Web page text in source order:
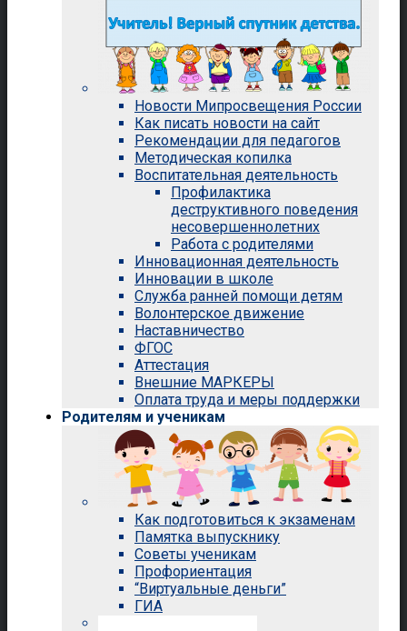
Новости Мипросвещения России
Как писать новости на сайт
Рекомендации для педагогов
Методическая копилка
Воспитательная деятельность
Профилактика
деструктивного поведения
несовершеннолетних
Работа с родителями
Инновационная деятельность
Инновации в школе
Служба ранней помощи детям
Волонтерское движение
Наставничество
ФГОС
Аттестация
Внешние МАРКЕРЫ
Оплата труда и меры поддержки
Родителям и ученикам
Как подготовиться к экзаменам
Памятка выпускнику
Советы ученикам
Профориентация
“Виртуальные деньги”
ГИА